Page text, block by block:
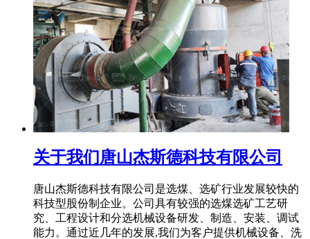
关于我们唐山杰斯德科技有限公司
唐山杰斯德科技有限公司是选煤、选矿行业发展较快的
科技型股份制企业。公司具有较强的选煤选矿工艺研
究、工程设计和分选机械设备研发、制造、安装、调试
能力。通过近几年的发展,我们为客户提供机械设备、洗